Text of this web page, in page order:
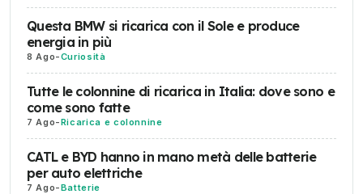
Questa BMW si ricarica con il Sole e produce
energia in più
8 Ago-Curiosità
Tutte le colonnine di ricarica in Italia: dove sono e
come sono fatte
7 Ago-Ricarica e colonnine
CATL e BYD hanno in mano metà delle batterie
per auto elettriche
7 Ago-Batterie